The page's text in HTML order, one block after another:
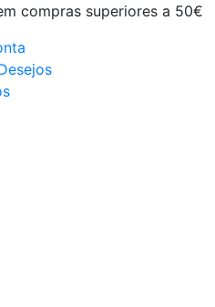
compras superiores a 50€